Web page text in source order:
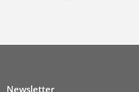
Newsletter